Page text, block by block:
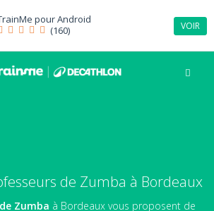
pourAndroid
(160)
VOIR
de Zumba à Bordeaux
Zumba à Bordeaux vous proposent de